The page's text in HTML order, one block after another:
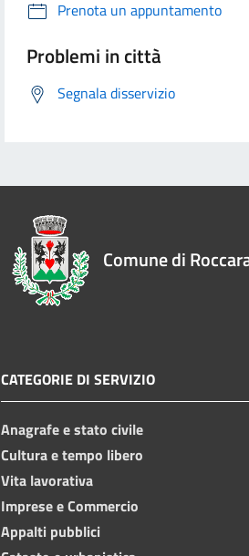
Prenota un appuntamento
Problemi in città
Segnala disservizio
Comune di
CATEGORIE DI SERVIZIO
Anagrafe e stato civile
Cultura e tempo libero
Vita lavorativa
Imprese e Commercio
Appalti pubblici